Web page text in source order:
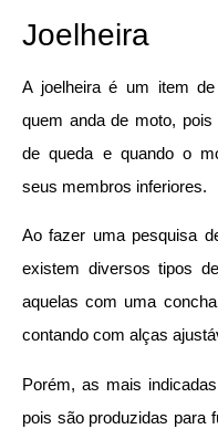
Joelheira
A joelheira é um item
quem anda de moto,
de queda e quando o
seus membros inferiores.
Ao fazer uma pesquisa
existem diversos tipos
aquelas com uma
contando com alças
Porém, as mais
pois são produzidas para